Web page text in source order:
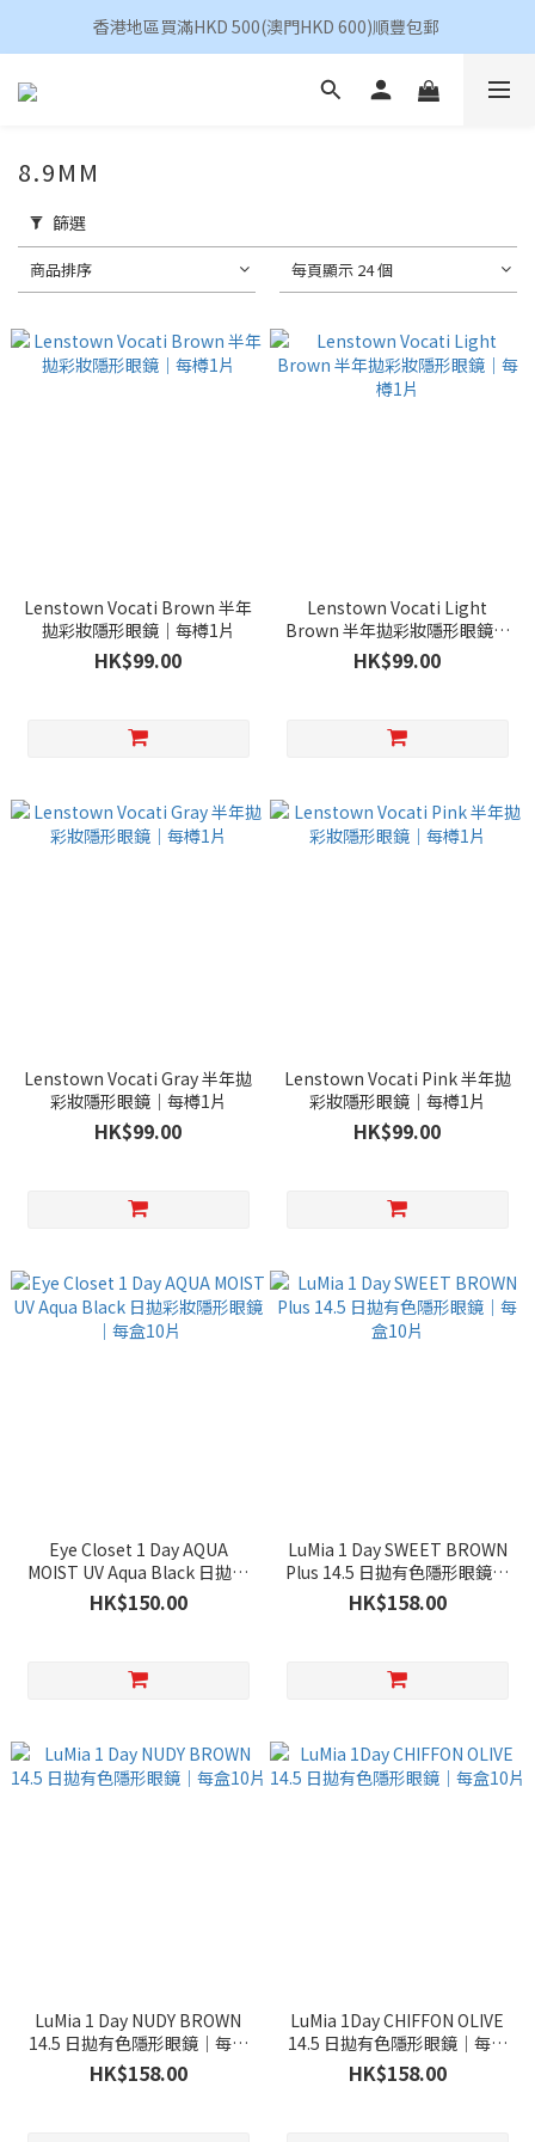
香港地區買滿HKD 500(澳門HKD 600)順豐包郵
香港地區買滿HKD 500(澳門HKD 600)順豐包郵
昆凌 Quinlivan 日拋 任選 $360/4盒
8.9MM
篩選
商品排序 每頁顯示 24 個
Lenstown Vocati Brown 半年
拋彩妝隱形眼鏡｜每樽1片
HK$99.00
Lenstown Vocati Light
Brown 半年拋彩妝隱形眼鏡｜
每樽1片
HK$99.00
Lenstown Vocati Gray 半年拋
彩妝隱形眼鏡｜每樽1片
HK$99.00
Lenstown Vocati Pink 半年拋
彩妝隱形眼鏡｜每樽1片
HK$99.00
Eye Closet 1 Day AQUA
MOIST UV Aqua Black 日拋彩
妝隱形眼鏡｜每盒10片
HK$150.00
LuMia 1 Day SWEET BROWN
Plus 14.5 日拋有色隱形眼鏡｜
每盒10片
HK$158.00
LuMia 1 Day NUDY BROWN
14.5 日拋有色隱形眼鏡｜每盒
10片
HK$158.00
LuMia 1Day CHIFFON OLIVE
14.5 日拋有色隱形眼鏡｜每盒
10片
HK$158.00